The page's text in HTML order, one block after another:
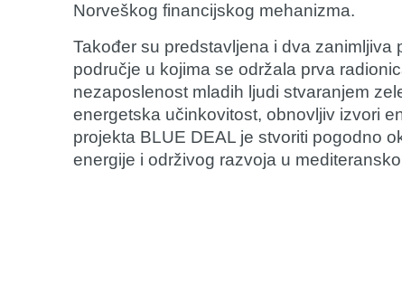
Norveškog financijskog mehanizma.
Također su predstavljena i dva
područje u kojima se održala prva
nezaposlenost mladih ljudi stvaranjem
energetska učinkovitost, obnovljiv izvori
projekta BLUE DEAL je stvoriti pogodno
energije i održivog razvoja u